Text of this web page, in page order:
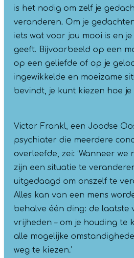
is het nodig om zelf je
veranderen. Om je
iets wat voor jou mooi is en
geeft. Bijvoorbeeld op een
op een geliefde of op je
ingewikkelde en moeizame
bevindt, je kunt kiezen hoe
Victor Frankl, een Joodse
psychiater die meerdere
overleefde, zei: ‘Wanneer
zijn een situatie te
uitgedaagd om onszelf te
Alles kan van een mens
behalve één ding: de laatste
vrijheden – om je houding te
alle mogelijke
weg te kiezen.’